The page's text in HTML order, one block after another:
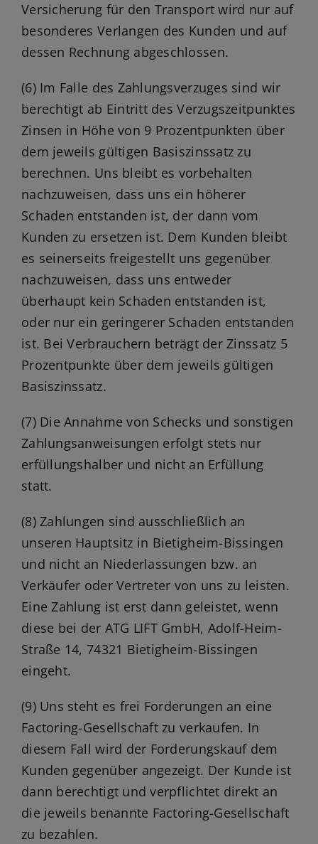
Versicherung für den Transport wird nur auf
besonderes Verlangen des Kunden und auf
dessen Rechnung abgeschlossen.
(6) Im Falle des Zahlungsverzuges sind wir
berechtigt ab Eintritt des Verzugszeitpunktes
Zinsen in Höhe von 9 Prozentpunkten über
dem jeweils gültigen Basiszinssatz zu
berechnen. Uns bleibt es vorbehalten
nachzuweisen, dass uns ein höherer
Schaden entstanden ist, der dann vom
Kunden zu ersetzen ist. Dem Kunden bleibt
es seinerseits freigestellt uns gegenüber
nachzuweisen, dass uns entweder
überhaupt kein Schaden entstanden ist,
oder nur ein geringerer Schaden entstanden
ist. Bei Verbrauchern beträgt der Zinssatz 5
Prozentpunkte über dem jeweils gültigen
Basiszinssatz.
(7) Die Annahme von Schecks und sonstigen
Zahlungsanweisungen erfolgt stets nur
erfüllungshalber und nicht an Erfüllung
statt.
(8) Zahlungen sind ausschließlich an
unseren Hauptsitz in Bietigheim-Bissingen
und nicht an Niederlassungen bzw. an
Verkäufer oder Vertreter von uns zu leisten.
Eine Zahlung ist erst dann geleistet, wenn
diese bei der ATG LIFT GmbH, Adolf-Heim-
Straße 14, 74321 Bietigheim-Bissingen
eingeht.
(9) Uns steht es frei Forderungen an eine
Factoring-Gesellschaft zu verkaufen. In
diesem Fall wird der Forderungskauf dem
Kunden gegenüber angezeigt. Der Kunde ist
dann berechtigt und verpflichtet direkt an
die jeweils benannte Factoring-Gesellschaft
zu bezahlen.